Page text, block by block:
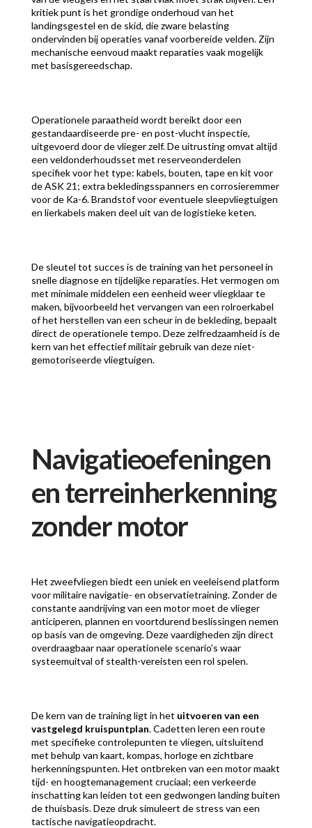
kritiek punt is het grondige onderhoud van het
landingsgestel en de skid, die zware belasting
ondervinden bij operaties vanaf voorbereide velden. Zijn
mechanische eenvoud maakt reparaties vaak mogelijk
met basisgereedschap.
Operationele paraatheid wordt bereikt door een
gestandaardiseerde pre- en post-vlucht inspectie,
uitgevoerd door de vlieger zelf. De uitrusting omvat altijd
een veldonderhoudsset met reserveonderdelen
specifiek voor het type: kabels, bouten, tape en kit voor
de ASK 21; extra bekledingsspanners en corrosieremmer
voor de Ka-6. Brandstof voor eventuele sleepvliegtuigen
en lierkabels maken deel uit van de logistieke keten.
De sleutel tot succes is de training van het personeel in
snelle diagnose en tijdelijke reparaties. Het vermogen om
met minimale middelen een eenheid weer vliegklaar te
maken, bijvoorbeeld het vervangen van een rolroerkabel
of het herstellen van een scheur in de bekleding, bepaalt
direct de operationele tempo. Deze zelfredzaamheid is de
kern van het effectief militair gebruik van deze niet-
gemotoriseerde vliegtuigen.
Navigatieoefeningen
en terreinherkenning
zonder motor
Het zweefvliegen biedt een uniek en veeleisend platform
voor militaire navigatie- en observatietraining. Zonder de
constante aandrijving van een motor moet de vlieger
anticiperen, plannen en voortdurend beslissingen nemen
op basis van de omgeving. Deze vaardigheden zijn direct
overdraagbaar naar operationele scenario's waar
systeemuitval of stealth-vereisten een rol spelen.
De kern van de training ligt in het uitvoeren van een
vastgelegd kruispuntplan. Cadetten leren een route
met specifieke controlepunten te vliegen, uitsluitend
met behulp van kaart, kompas, horloge en zichtbare
herkenningspunten. Het ontbreken van een motor maakt
tijd- en hoogtemanagement cruciaal; een verkeerde
inschatting kan leiden tot een gedwongen landing buiten
de thuisbasis. Deze druk simuleert de stress van een
tactische navigatieopdracht.